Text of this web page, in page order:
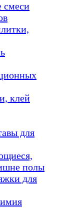
смеси
клей
для
полы
для